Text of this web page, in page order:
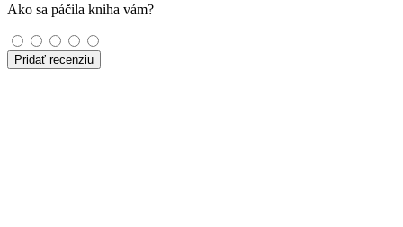
Ako sa páčila kniha vám?
Pridať recenziu